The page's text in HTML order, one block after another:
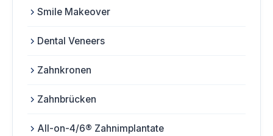
Smile Makeover
Dental Veneers
Zahnkronen
Zahnbrücken
All-on-4/6® Zahnimplantate